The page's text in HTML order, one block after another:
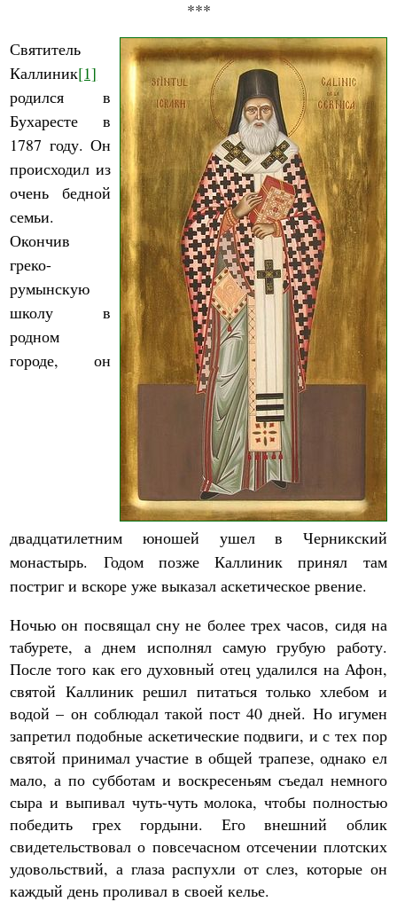
***
Святитель
Каллиник[1]
родился в
Бухаресте в
1787 году. Он
происходил из
очень бедной
семьи.
Окончив
греко-
румынскую
школу в
родном
городе, он
двадцатилетним юношей ушел в Черникский
монастырь. Годом позже Каллиник принял там
постриг и вскоре уже выказал аскетическое рвение.
Ночью он посвящал сну не более трех часов, сидя на
табурете, а днем исполнял самую грубую работу.
После того как его духовный отец удалился на Афон,
святой Каллиник решил питаться только хлебом и
водой – он соблюдал такой пост 40 дней. Но игумен
запретил подобные аскетические подвиги, и с тех пор
святой принимал участие в общей трапезе, однако ел
мало, а по субботам и воскресеньям съедал немного
сыра и выпивал чуть-чуть молока, чтобы полностью
победить грех гордыни. Его внешний облик
свидетельствовал о повсечасном отсечении плотских
удовольствий, а глаза распухли от слез, которые он
каждый день проливал в своей келье.